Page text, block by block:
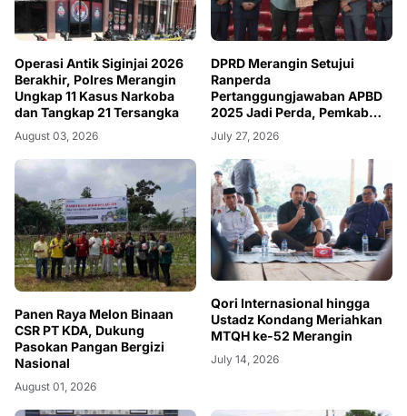
Operasi Antik Siginjai 2026
Berakhir, Polres Merangin
Ungkap 11 Kasus Narkoba
dan Tangkap 21 Tersangka
August 03, 2026
DPRD Merangin Setujui
Ranperda
Pertanggungjawaban APBD
2025 Jadi Perda, Pemkab
Diminta Tingkatkan PAD
July 27, 2026
Panen Raya Melon Binaan
CSR PT KDA, Dukung
Pasokan Pangan Bergizi
Nasional
August 01, 2026
Qori Internasional hingga
Ustadz Kondang Meriahkan
MTQH ke-52 Merangin
July 14, 2026